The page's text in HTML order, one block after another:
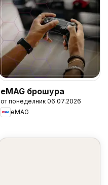
eMAG брошура
от понеделник 06.07.2026
eMAG